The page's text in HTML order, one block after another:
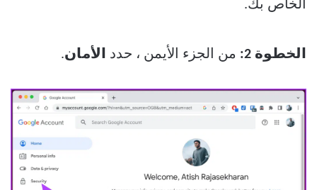
الخاص بك.
الخطوة 2: من الجزء الأيمن ، حدد الأمان.